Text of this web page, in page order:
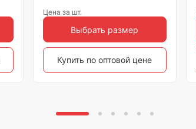
Цена за шт.
Выбрать размер
Купить по оптовой цене